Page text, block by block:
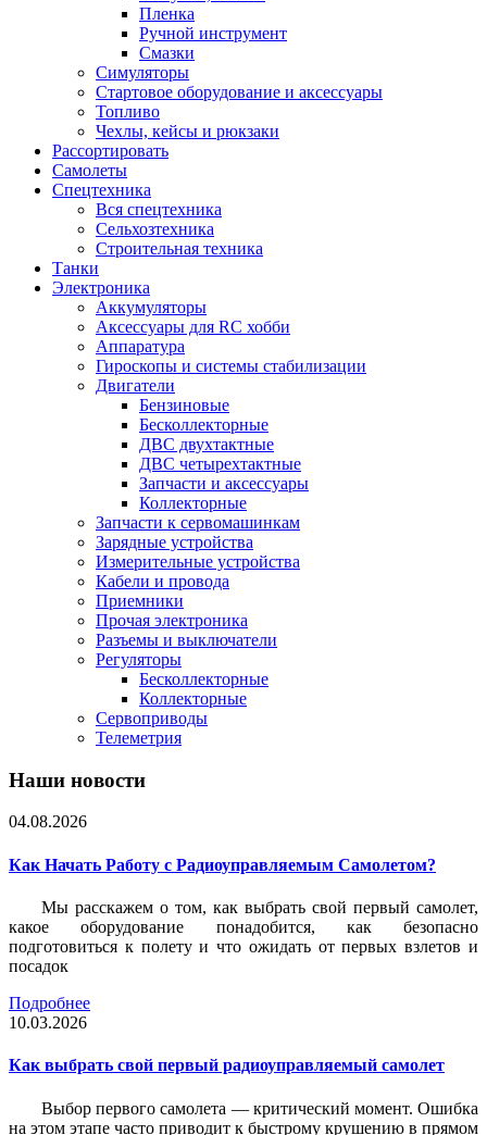
Пленка
Ручной инструмент
Смазки
Симуляторы
Стартовое оборудование и аксессуары
Топливо
Чехлы, кейсы и рюкзаки
Рассортировать
Самолеты
Спецтехника
Вся спецтехника
Сельхозтехника
Строительная техника
Танки
Электроника
Аккумуляторы
Аксессуары для RC хобби
Аппаратура
Гироскопы и системы стабилизации
Двигатели
Бензиновые
Бесколлекторные
ДВС двухтактные
ДВС четырехтактные
Запчасти и аксессуары
Коллекторные
Запчасти к сервомашинкам
Зарядные устройства
Измерительные устройства
Кабели и провода
Приемники
Прочая электроника
Разъемы и выключатели
Регуляторы
Бесколлекторные
Коллекторные
Сервоприводы
Телеметрия
Наши новости
04.08.2026
Как Начать Работу с Радиоуправляемым Самолетом?
Мы расскажем о том, как выбрать свой первый самолет,
какое оборудование понадобится, как безопасно
подготовиться к полету и что ожидать от первых взлетов и
посадок
Подробнее
10.03.2026
Как выбрать свой первый радиоуправляемый самолет
Выбор первого самолета — критический момент. Ошибка
на этом этапе часто приводит к быстрому крушению в прямом